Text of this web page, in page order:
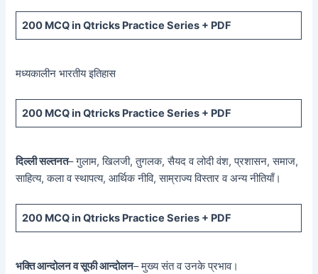
200 MCQ in Qtricks Practice Series + PDF
मध्यकालीन भारतीय इतिहास
200 MCQ in Qtricks Practice Series + PDF
दिल्ली सल्तनत– गुलाम, खिलजी, तुगलक, सैयद व लोदी वंश, प्रशासन, समाज,
साहित्य, कला व स्थापत्य, आर्थिक नीवि, साम्राज्य विस्तार व अन्य नीतियाँ।
200 MCQ in Qtricks Practice Series + PDF
भक्ति आन्दोलन व सूफी आन्दोलन– मुख्य संत व उनके प्रभाव।